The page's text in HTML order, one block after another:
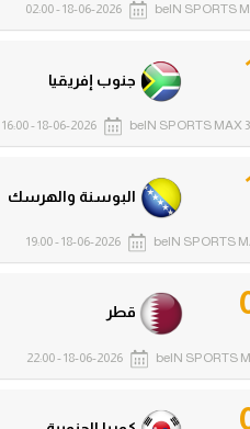
قطر
beIN SPORTS
18-06-2026 - 22:00
البوسنة والهرسك
beIN SPORTS
18-06-2026 - 19:00
جنوب إفريقيا
beIN SPORTS MAX
18-06-2026 - 16:00
beIN SPORTS
18-06-2026 - 02:00